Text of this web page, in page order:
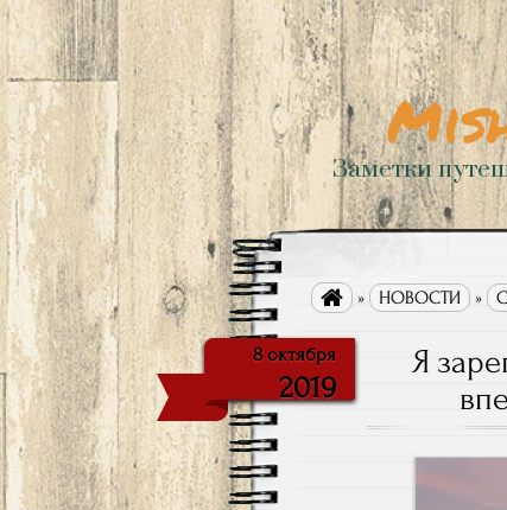
Заметки
 » НОВОСТИ »
8 октября
2019
Я